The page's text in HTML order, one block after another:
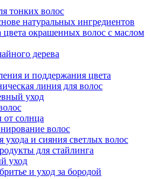
тонких волос
натуральных ингредиентов
окрашенных волос с маслом
дерева
и поддержания цвета
линия для волос
уход
от солнца
волос
ухода и сияния светлых волос
для стайлинга
уход
и уход за бородой